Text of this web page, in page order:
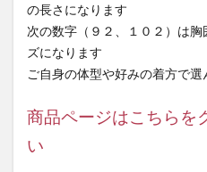
の長さになります
次の数字（９２、１０２）は
ズになります
ご自身の体型や好みの着方で
商品ページはこちらを
い